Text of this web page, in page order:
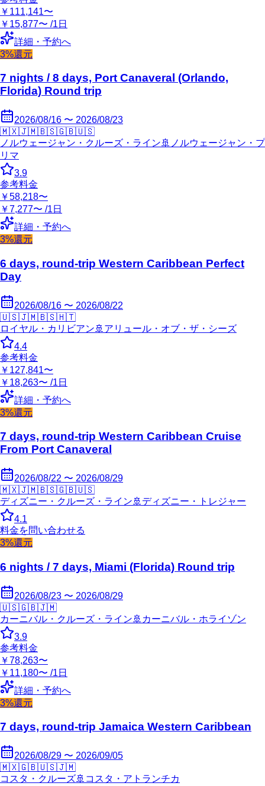
￥111,141〜
￥15,877〜 /1日
詳細・予約へ
3%還元
7 nights / 8 days, Port Canaveral (Orlando,
Florida) Round trip
2026/08/16 〜 2026/08/23
🇲🇽🇯🇲🇧🇸🇬🇧🇺🇸
ノルウェージャン・クルーズ・ライン 🚢 ノルウェージャン・プ
リマ
3.9
参考料金
￥58,218〜
￥7,277〜 /1日
詳細・予約へ
3%還元
6 days, round-trip Western Caribbean Perfect
Day
2026/08/16 〜 2026/08/22
🇺🇸🇯🇲🇧🇸🇭🇹
ロイヤル・カリビアン 🚢 アリュール・オブ・ザ・シーズ
4.4
参考料金
￥127,841〜
￥18,263〜 /1日
詳細・予約へ
3%還元
7 days, round-trip Western Caribbean Cruise
From Port Canaveral
2026/08/22 〜 2026/08/29
🇲🇽🇯🇲🇧🇸🇬🇧🇺🇸
ディズニー・クルーズ・ライン 🚢 ディズニー・トレジャー
4.1
料金を問い合わせる
3%還元
6 nights / 7 days, Miami (Florida) Round trip
2026/08/23 〜 2026/08/29
🇺🇸🇬🇧🇯🇲
カーニバル・クルーズ・ライン 🚢 カーニバル・ホライゾン
3.9
参考料金
￥78,263〜
￥11,180〜 /1日
詳細・予約へ
3%還元
7 days, round-trip Jamaica Western Caribbean
2026/08/29 〜 2026/09/05
🇲🇽🇬🇧🇺🇸🇯🇲
コスタ・クルーズ🚢 コスタ・アトランチカ